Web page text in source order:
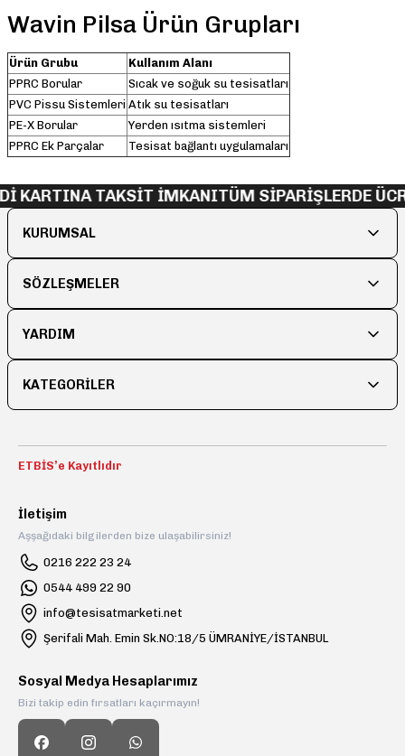
Wavin Pilsa Ürün Grupları
Ürün Grubu
Kullanım Alanı
PPRC Borular
Sıcak ve soğuk su tesisatları
PVC Pissu Sistemleri Atık su tesisatları
PE-X Borular
Yerden ısıtma sistemleri
PPRC Ek Parçalar
Tesisat bağlantı uygulamaları
KARTINA TAKSİT İMKANITÜM SİPARİŞLERDE
KURUMSAL
SÖZLEŞMELER
YARDIM
KATEGORİLER
ETBİS’e Kayıtlıdır
İletişim
Aşşağıdaki bilgilerden bize ulaşabilirsiniz!
0216 222 23 24
0544 499 22 90
info@tesisatmarketi.net
Şerifali Mah. Emin Sk.NO:18/5 ÜMRANİYE/İSTANBUL
Sosyal Medya Hesaplarımız
Bizi takip edin fırsatları kaçırmayın!